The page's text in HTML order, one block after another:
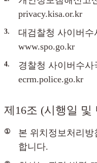
privacy.kisa.or.kr
3.
대검찰청 사이버수
www.spo.go.kr
4.
경찰청 사이버수사
ecrm.police.go.kr
제16조 (시행일 및
①
본 위치정보처리방
합니다.